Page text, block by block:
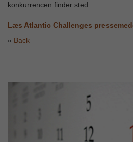
konkurrencen finder sted.
Læs Atlantic Challenges
Back